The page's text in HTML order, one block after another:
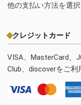
他の支払い方法を選択
クレジットカード
VISA、MasterCard、
Club、discoverをご利